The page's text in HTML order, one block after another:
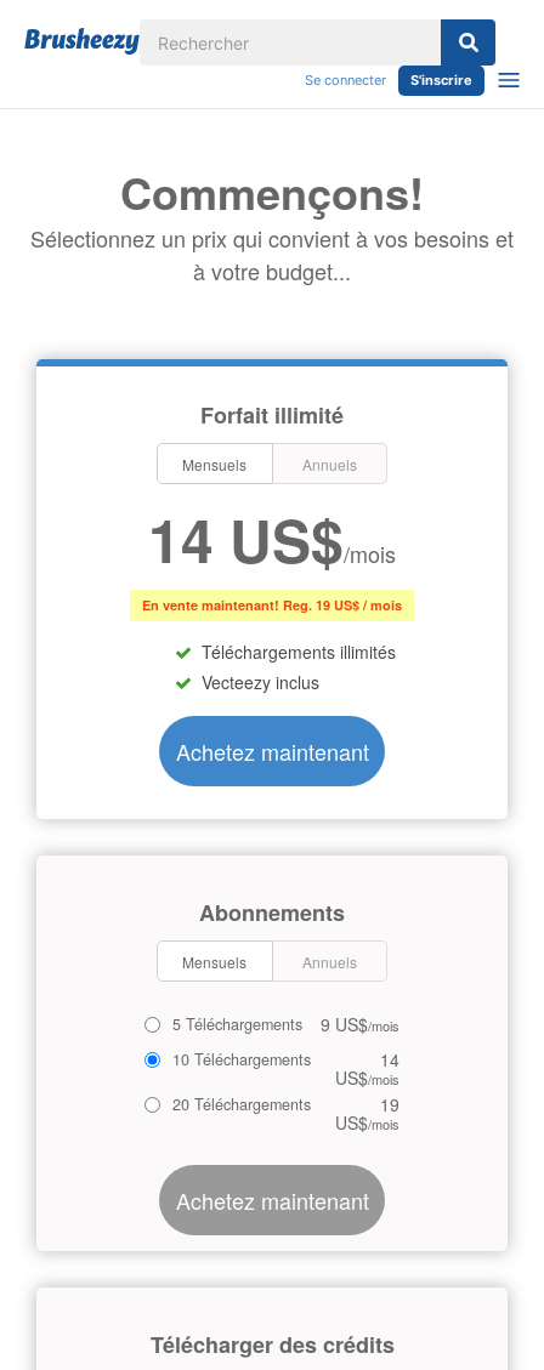
Se connecter S'inscrire
Commençons!
Sélectionnez un prix qui convient à vos besoins et
à votre budget...
Forfait illimité
Mensuels Annuels
14 US$/mois
En vente maintenant! Reg. 19 US$ / mois
Téléchargements illimités
Vecteezy inclus
Achetez maintenant
Abonnements
Mensuels Annuels
5 Téléchargements 9 US$/mois
10 Téléchargements 14
US$/mois
20 Téléchargements 19
US$/mois
Achetez maintenant
Télécharger des crédits